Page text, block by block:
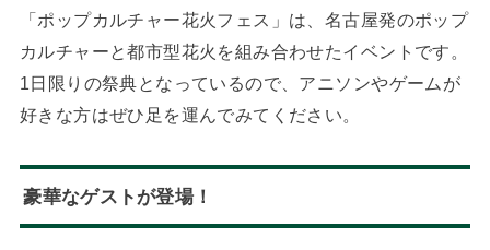
「ポップカルチャー花火フェス」は、名古屋発のポップ
カルチャーと都市型花火を組み合わせたイベントです。
1日限りの祭典となっているので、アニソンやゲームが
好きな方はぜひ足を運んでみてください。
豪華なゲストが登場！